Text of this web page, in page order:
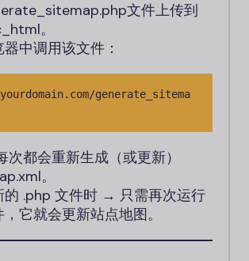
文件上传到
。
中调用该文件：
generate_sitema
都会重新生成（或更新）
。
的 .php 文件时 → 只需再次运行
它就会更新站点地图。